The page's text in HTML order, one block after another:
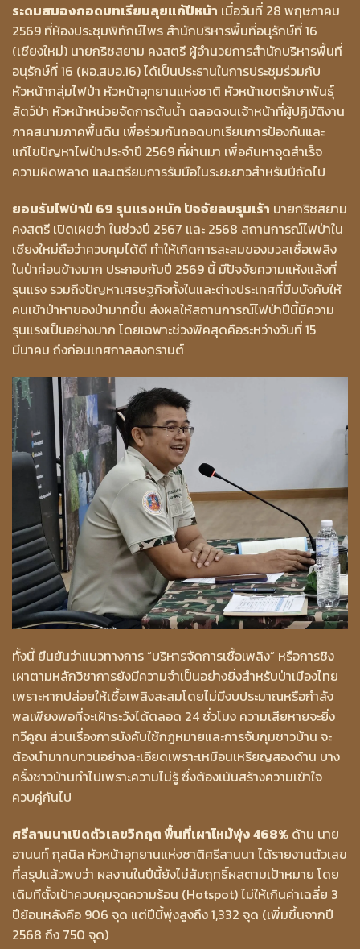
ระดมสมองถอดบทเรียนลุยแก้ปีหน้า เมื่อวันที่ 28 พฤษภาคม
2569 ที่ห้องประชุมพิทักษ์ไพร สำนักบริหารพื้นที่อนุรักษ์ที่ 16
(เชียงใหม่) นายกริชสยาม คงสตรี ผู้อำนวยการสำนักบริหารพื้นที่
อนุรักษ์ที่ 16 (ผอ.สบอ.16) ได้เป็นประธานในการประชุมร่วมกับ
หัวหน้ากลุ่มไฟป่า หัวหน้าอุทยานแห่งชาติ หัวหน้าเขตรักษาพันธุ์
สัตว์ป่า หัวหน้าหน่วยจัดการต้นน้ำ ตลอดจนเจ้าหน้าที่ผู้ปฏิบัติงาน
ภาคสนามภาคพื้นดิน เพื่อร่วมกันถอดบทเรียนการป้องกันและ
แก้ไขปัญหาไฟป่าประจำปี 2569 ที่ผ่านมา เพื่อค้นหาจุดสำเร็จ
ความผิดพลาด และเตรียมการรับมือในระยะยาวสำหรับปีถัดไป
ยอมรับไฟป่าปี 69 รุนแรงหนัก ปัจจัยลบรุมเร้า นายกริชสยาม
คงสตรี เปิดเผยว่า ในช่วงปี 2567 และ 2568 สถานการณ์ไฟป่าใน
เชียงใหม่ถือว่าควบคุมได้ดี ทำให้เกิดการสะสมของมวลเชื้อเพลิง
ในป่าค่อนข้างมาก ประกอบกับปี 2569 นี้ มีปัจจัยความแห้งแล้งที่
รุนแรง รวมถึงปัญหาเศรษฐกิจทั้งในและต่างประเทศที่บีบบังคับให้
คนเข้าป่าหาของป่ามากขึ้น ส่งผลให้สถานการณ์ไฟป่าปีนี้มีความ
รุนแรงเป็นอย่างมาก โดยเฉพาะช่วงพีคสุดคือระหว่างวันที่ 15
มีนาคม ถึงก่อนเทศกาลสงกรานต์
ทั้งนี้ ยืนยันว่าแนวทางการ “บริหารจัดการเชื้อเพลิง” หรือการชิง
เผาตามหลักวิชาการยังมีความจำเป็นอย่างยิ่งสำหรับป่าเมืองไทย
เพราะหากปล่อยให้เชื้อเพลิงสะสมโดยไม่มีงบประมาณหรือกำลัง
พลเพียงพอที่จะเฝ้าระวังได้ตลอด 24 ชั่วโมง ความเสียหายจะยิ่ง
ทวีคูณ ส่วนเรื่องการบังคับใช้กฎหมายและการจับกุมชาวบ้าน จะ
ต้องนำมาทบทวนอย่างละเอียดเพราะเหมือนเหรียญสองด้าน บาง
ครั้งชาวบ้านทำไปเพราะความไม่รู้ ซึ่งต้องเน้นสร้างความเข้าใจ
ควบคู่กันไป
ศรีลานนาเปิดตัวเลขวิกฤต พื้นที่เผาไหม้พุ่ง 468% ด้าน นาย
อานนท์ กุลนิล หัวหน้าอุทยานแห่งชาติศรีลานนา ได้รายงานตัวเลข
ที่สรุปแล้วพบว่า ผลงานในปีนี้ยังไม่สัมฤทธิ์ผลตามเป้าหมาย โดย
เดิมทีตั้งเป้าควบคุมจุดความร้อน (Hotspot) ไม่ให้เกินค่าเฉลี่ย 3
ปีย้อนหลังคือ 906 จุด แต่ปีนี้พุ่งสูงถึง 1,332 จุด (เพิ่มขึ้นจากปี
2568 ถึง 750 จุด)